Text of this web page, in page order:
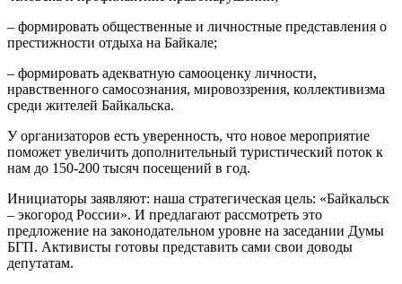
– формировать общественные и личностные представления о
престижности отдыха на Байкале;
– формировать адекватную самооценку личности,
нравственного самосознания, мировоззрения, коллективизма
среди жителей Байкальска.
У организаторов есть уверенность, что новое мероприятие
поможет увеличить дополнительный туристический поток к
нам до 150-200 тысяч посещений в год.
Инициаторы заявляют: наша стратегическая цель: «Байкальск
– экогород России». И предлагают рассмотреть это
предложение на законодательном уровне на заседании Думы
БГП. Активисты готовы представить сами свои доводы
депутатам.